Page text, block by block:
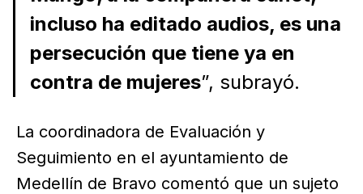
incluso ha editado audios, es una
persecución que tiene ya en
contra de mujeres”, subrayó.
La coordinadora de Evaluación y
Seguimiento en el ayuntamiento de
Medellín de Bravo comentó que un sujeto